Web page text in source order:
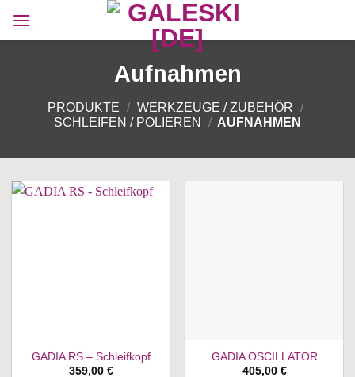
Inhalt
Aufnahmen
PRODUKTE / WERKZEUGE / ZUBEHÖR /
SCHLEIFEN / POLIEREN
/ AUFNAHMEN
GADIA RS – Schleifkopf
359,00 €
GADIA OSCILLATOR
405,00 €